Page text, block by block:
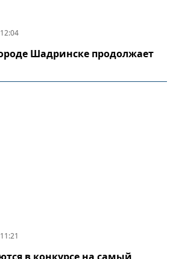
Шадринске продолжает